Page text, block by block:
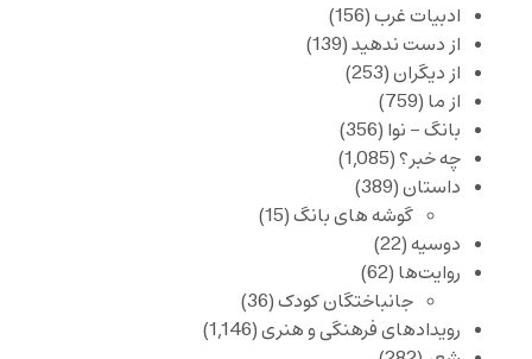
ادبیات غرب(156)
از دست ندهید(139)
از دیگران(253)
از ما (759)
بانگ – نوا (356)
چه خبر؟(1,085)
داستان(389)
گوشه های بانگ(15)
دوسیه(22)
روایت‌ها (62)
جانباختگان کودک(36)
رویدادهای فرهنگی و هنری(1,146)